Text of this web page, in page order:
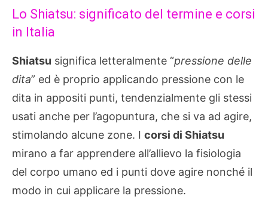
Lo Shiatsu: significato del termine e corsi
in Italia
Shiatsu significa letteralmente “pressione delle
dita” ed è proprio applicando pressione con le
dita in appositi punti, tendenzialmente gli stessi
usati anche per l’agopuntura, che si va ad agire,
stimolando alcune zone. I corsi di Shiatsu
mirano a far apprendere all’allievo la fisiologia
del corpo umano ed i punti dove agire nonché il
modo in cui applicare la pressione.